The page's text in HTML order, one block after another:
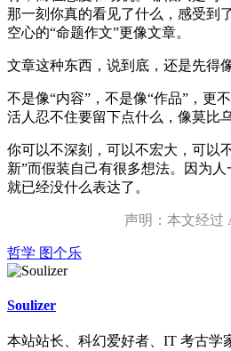
那一刻你真的看见了什么，感受到
空心的“命题作文”更像文章。
文章这种东西，说到底，还是先得
不是像“内容”，不是像“作品”，更
活人忍不住要留下点什么，像莫比
你可以不深刻，可以不宏大，可以
新”而假装自己有很多想法。因为人
就已经没什么表达了。
声明：本文经过
哲学 图个乐
Soulizer
本站站长、科幻爱好者、IT 考古学